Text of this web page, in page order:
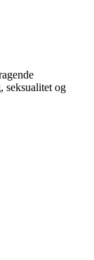
seksualitet og